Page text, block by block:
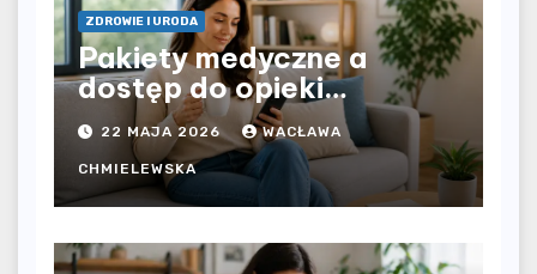
ZDROWIE I URODA
Pakiety medyczne a
dostęp do opieki
zdrowotnej bez
ograniczeń czasowych –
czy prywatna opieka daje
większą swobodę?
22 MAJA 2026 WACŁAWA
CHMIELEWSKA